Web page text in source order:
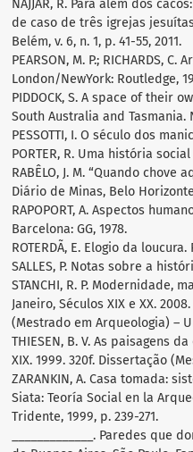
NAJJAR, R. Para além dos
de caso de três igrejas
Belém, v. 6, n. 1, p. 41-55, 2011.
PEARSON, M. P.; RICHARDS,
London/NewYork: Routledge,
PIDDOCK, S. A space of their
South Australia and Tasmania.
PESSOTTI, I. O século dos
PORTER, R. Uma história
RABÊLO, J. M. “Quando
Diário de Minas, Belo
RAPOPORT, A. Aspectos
Barcelona: GG, 1978.
ROTERDÃ, E. Elogio da
SALLES, P. Notas sobre a
STANCHI, R. P. Modernidade,
Janeiro, Séculos XIX e XX.
(Mestrado em Arqueologia) –
THIESEN, B. V. As paisagens
XIX. 1999. 320f. Dissertação
ZARANKIN, A. Casa tomada:
Siata: Teoría Social en la
Tridente, 1999, p. 239-271.
_____________. Paredes